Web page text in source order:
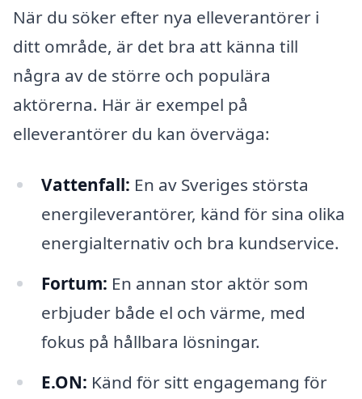
När du söker efter nya elleverantörer i
ditt område, är det bra att känna till
några av de större och populära
aktörerna. Här är exempel på
elleverantörer du kan överväga:
Vattenfall: En av Sveriges största
energileverantörer, känd för sina olika
energialternativ och bra kundservice.
Fortum: En annan stor aktör som
erbjuder både el och värme, med
fokus på hållbara lösningar.
E.ON: Känd för sitt engagemang för